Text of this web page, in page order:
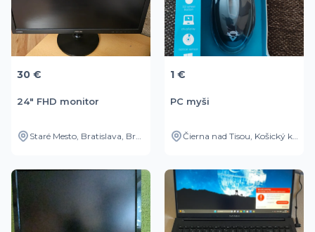
30 €
24" FHD monitor
1 €
PC myši